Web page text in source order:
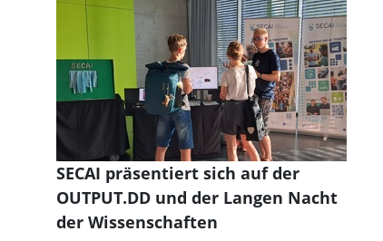
SECAI präsentiert sich auf der
OUTPUT.DD und der Langen Nacht
der Wissenschaften